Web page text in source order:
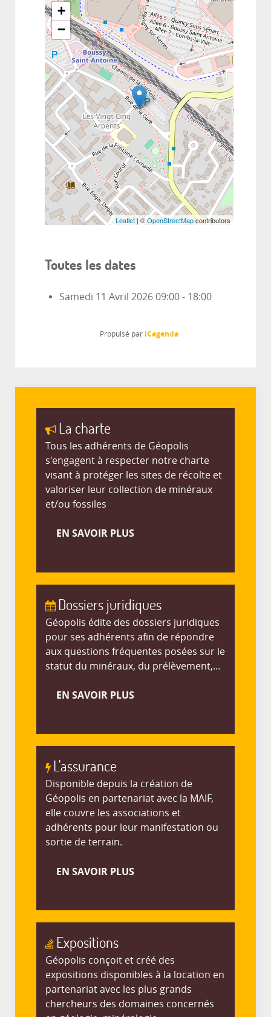
+
−
Leaflet| ©OpenStreetMapcontributors
Toutes les dates
Samedi 11 Avril 2026 09:00 - 18:00
Propulsé par iCagenda
La charte
Tous les adhérents de Géopolis
s'engagent à respecter notre charte
visant à protéger les sites de récolte et
valoriser leur collection de minéraux
et/ou fossiles
EN SAVOIR PLUS
Dossiers juridiques
Géopolis édite des dossiers juridiques
pour ses adhérents afin de répondre
aux questions fréquentes posées sur le
statut du minéraux, du prélèvement,...
EN SAVOIR PLUS
L'assurance
Disponible depuis la création de
Géopolis en partenariat avec la MAIF,
elle couvre les associations et
adhérents pour leur manifestation ou
sortie de terrain.
EN SAVOIR PLUS
Expositions
Géopolis conçoit et créé des
expositions disponibles à la location en
partenariat avec les plus grands
chercheurs des domaines concernés